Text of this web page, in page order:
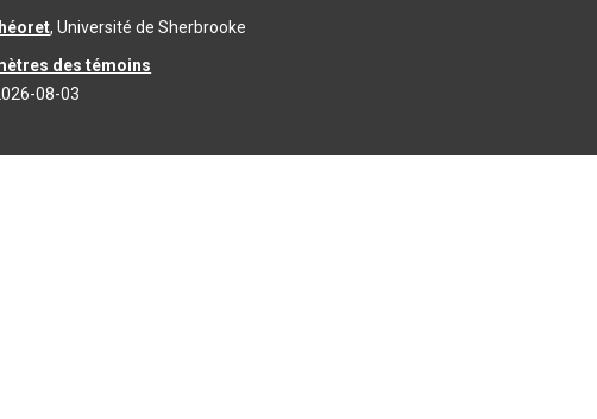
, Université de Sherbrooke
des témoins
08-03